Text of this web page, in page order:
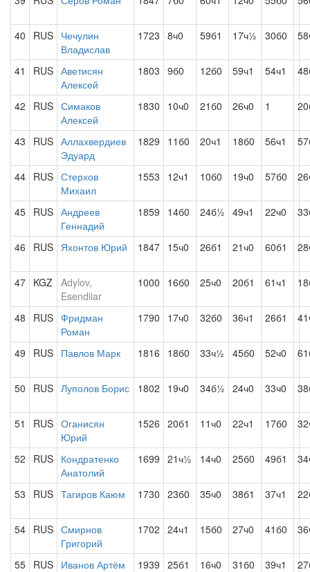
40 RUS Чечулин
Владислав
1723 8ч0 59б1 17ч½ 30б0
41 RUS Аветисян
Алексей
1803 9б0 12б0 59ч1 54ч1
42 RUS Симаков
Алексей
1830 10ч0 21б0 26ч0 1
43 RUS Аллахвердиев
Эдуард
1829 11б0 20ч1 18б0 56ч1
44 RUS Стерхов
Михаил
1553 12ч1 10б0 19ч0 57б0
45 RUS Андреев
Геннадий
1859 14б0 24б½ 49ч1 22ч0
46 RUS Яхонтов Юрий 1847 15ч0 26б1 21ч0 60б1
47 KGZ Adylov,
Esendiiar
1000 16б0 25ч0 20б1 61ч1
48 RUS Фридман
Роман
1790 17ч0 32б0 36ч1 26б1
49 RUS Павлов Марк 1816 18б0 33ч½ 45б0 52ч0
50 RUS Луполов Борис 1802 19ч0 34б½ 24ч0 33ч0
51 RUS Оганисян
Юрий
1526 20б1 11ч0 22ч1 17б0
52 RUS Кондратенко
Анатолий
1699 21ч½ 14ч0 25б0 49б1
53 RUS Тагиров Каюм 1730 23б0 35ч0 38б1 37ч1
54 RUS Смирнов
Григорий
1702 24ч1 15б0 27ч0 41б0
55 RUS Иванов Артём 1939 25б1 16ч0 31б0 39ч1